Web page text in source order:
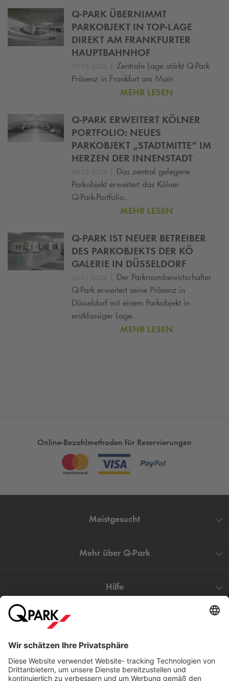
Q-PARK ÜBERNIMMT
PARKOBJEKT IN TOP-LAGE
DIREKT AM FRANKFURTER
HAUPTBAHNHOF
29.05.2026 | Zentrale Lage stärkt Q-Park
Präsenz in Frankfurt am Main
MEHR LESEN
Q-PARK ERWEITERT KÖLNER
PORTFOLIO: NEUES
PARKOBJEKT „STADTMITTE“ IM
HERZEN DER INNENSTADT
04.03.2026 | Das zentral gelegene
Parkobjekt erweitert das Kölner
Q‑Park‑Portfolio.
MEHR LESEN
Q-PARK IST NEUER BETREIBER
DES PARKOBJEKTS DER KÖ
GALERIE IN DÜSSELDORF
26.01.2026 | Der Parkraumbewirtschafter
Q-Park erweitert seine Präsenz in
Düsseldorf mit einem Parkobjekt in
erstklassiger Lage.
MEHR LESEN
Online-Bezahlmethoden für Reservierungen
Meistgesucht
Mehr über Q-Park
Hilfe